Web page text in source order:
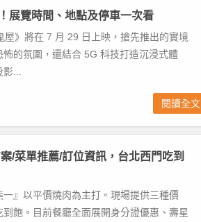
展覽時間、地點及停車一次看
》將在 7 月 29 日上映，搶先推出的實境
的氛圍，還結合 5G 科技打造沉浸式體
...
閱讀全文
/菜單推薦/訂位資訊，台北西門吃到
』以平價燒肉為主打。現場提供三種價
飽。目前餐廳全面展開身分證優惠、壽星